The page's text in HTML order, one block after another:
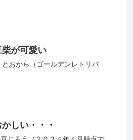
が可愛い
おから（ゴールデンレトリバ
しい・・・